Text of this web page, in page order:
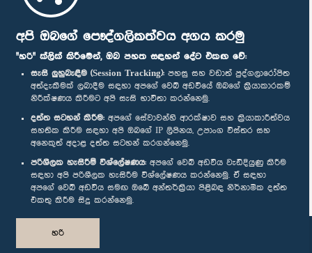
අපි ඔබගේ පෞද්ගලිකත්වය අගය කරමු
"හරි" ක්ලික් කිරීමෙන්, ඔබ පහත සඳහන් දේට එකඟ වේ:
සැසි ලුහුබැඳීම (Session Tracking): පහසු සහ වඩාත් පුද්ගලාරෝපිත
අත්දැකීමක් ලබාදීම සඳහා අපගේ වෙබ් අඩවියේ ඔබගේ ක්‍රියාකාරකම්
නිරීක්ෂණය කිරීමට අපි සැසි භාවිතා කරන්නෙමු.
දත්ත සටහන් කිරීම: අපගේ සේවාවන්හි ආරක්ෂාව සහ ක්‍රියාකාරීත්වය
සහතික කිරීම සඳහා අපි ඔබගේ IP ලිපිනය, උපාංග විස්තර සහ
අනෙකුත් අදාළ දත්ත සටහන් කරගන්නෙමු.
පරිශීලක හැසිරීම් විශ්ලේෂණය: අපගේ වෙබ් අඩවිය වැඩිදියුණු කිරීම
සඳහා අපි පරිශීලක හැසිරීම විශ්ලේෂණය කරන්නෙමු. ඒ සඳහා
අපගේ වෙබ් අඩවිය සමඟ ඔබේ අන්තර්ක්‍රියා පිළිබඳ නිර්නාමික දත්ත
එකතු කිරීම සිදු කරන්නෙමු.
හරි
පාර්ලිමේන්තු ජංගම යෙදුම
අප හා සම්බන්ධ වී සිටින්න :
සම්මාන
පෞද්ගලිකත්ව ප්‍රතිපත්තිය